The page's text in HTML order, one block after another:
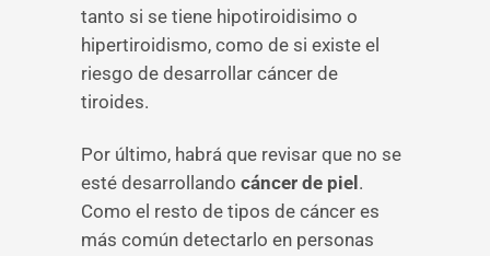
tanto si se tiene hipotiroidisimo o
hipertiroidismo, como de si existe el
riesgo de desarrollar cáncer de
tiroides.
Por último, habrá que revisar que no se
esté desarrollando cáncer de piel .
Como el resto de tipos de cáncer es
más común detectarlo en personas